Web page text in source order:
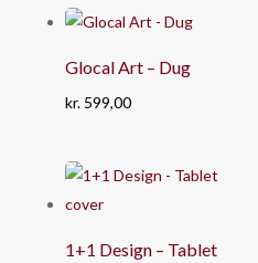
Glocal Art – Dug
kr.599,00
1+1 Design – Tablet